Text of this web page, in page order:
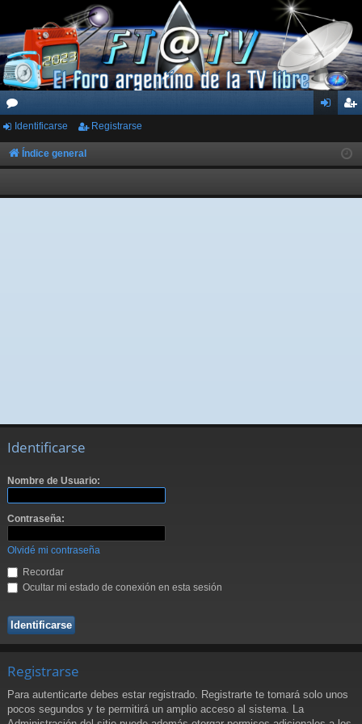
or
os
ar
ist
rs
Identificarse Registrarse
Índice general
Identificarse
Nombre de Usuario:
Contraseña:
Olvidé mi contraseña
Recordar
Ocultar mi estado de conexión en esta sesión
Registrarse
Para autenticarte debes estar registrado. Registrarte te tomará solo unos
pocos segundos y te permitirá un amplio acceso al sistema. La